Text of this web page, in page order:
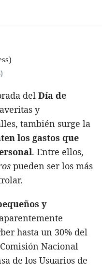
del Día de
y
también surge la
los gastos que
. Entre ellos,
pueden ser los más
y
hasta un 30% del
Nacional
de los Usuarios de